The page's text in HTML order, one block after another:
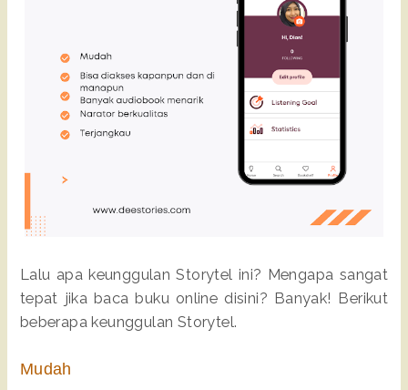
Lalu apa keunggulan Storytel ini? Mengapa sangat
tepat jika baca buku online disini? Banyak! Berikut
beberapa keunggulan Storytel.
Mudah